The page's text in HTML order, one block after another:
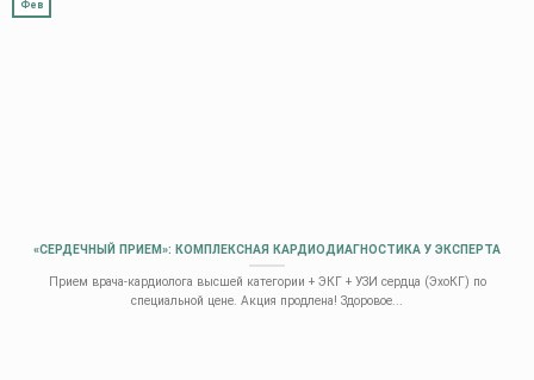
«СЕРДЕЧНЫЙ ПРИЕМ»: КОМПЛЕКСНАЯ КАРДИОДИАГНОСТИКА У ЭКСПЕРТА
Прием врача-кардиолога высшей категории + ЭКГ + УЗИ сердца (ЭхоКГ) по
специальной цене. Акция продлена! Здоровое...
Фев